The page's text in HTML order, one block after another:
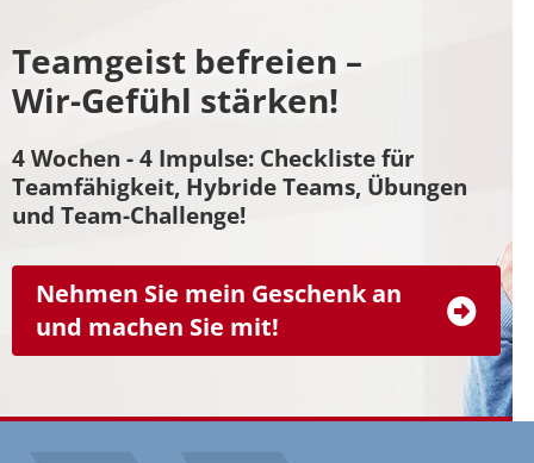
Teamgeist befreien –
Wir-Gefühl stärken!
4 Wochen - 4 Impulse: Checkliste für
Teamfähigkeit, Hybride Teams, Übungen
und Team-Challenge!
Nehmen Sie mein Geschenk an
und machen Sie mit!